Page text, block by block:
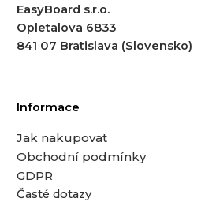
EasyBoard s.r.o.
Opletalova 6833
841 07 Bratislava (Slovensko)
Informace
Jak nakupovat
Obchodní podmínky
GDPR
Časté dotazy